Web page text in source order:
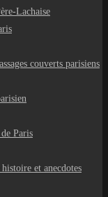
Lachaise
couverts parisiens
Paris
et anecdotes